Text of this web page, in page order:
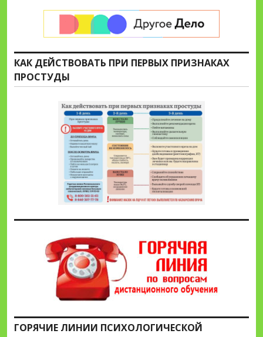
КАК ДЕЙСТВОВАТЬ ПРИ ПЕРВЫХ ПРИЗНАКАХ
ПРОСТУДЫ
ГОРЯЧИЕ ЛИНИИ ПСИХОЛОГИЧЕСКОЙ